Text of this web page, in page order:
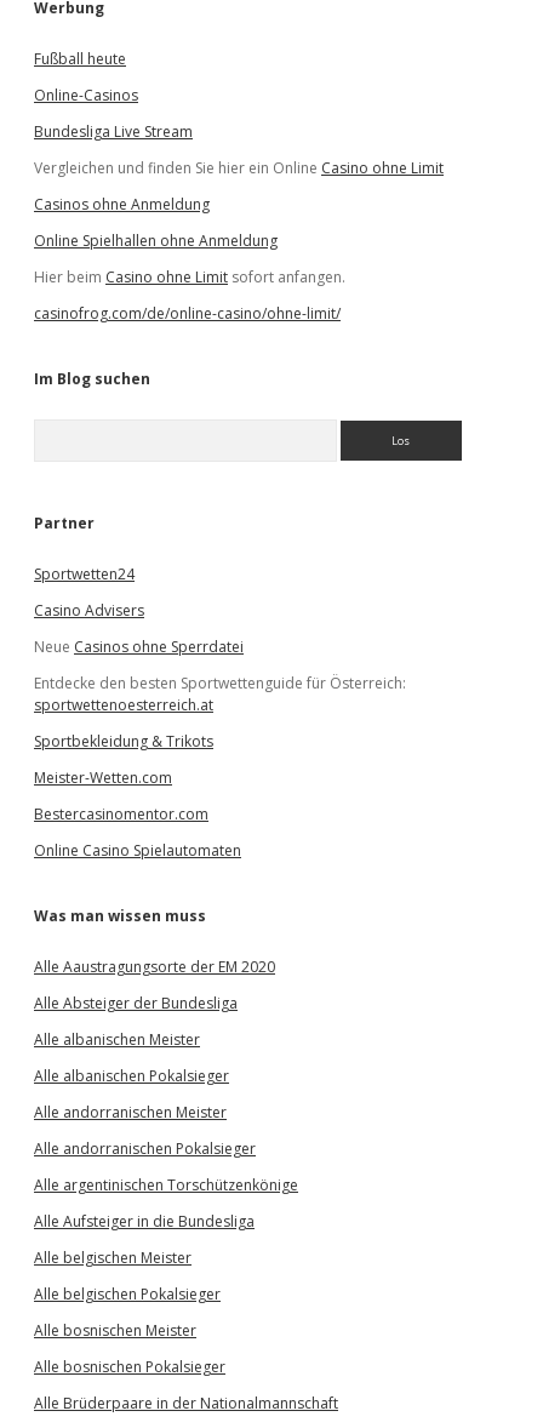
Werbung
Fußball heute
Online-Casinos
Bundesliga Live Stream
Vergleichen und finden Sie hier ein Online Casino ohne Limit
Casinos ohne Anmeldung
Online Spielhallen ohne Anmeldung
Hier beim Casino ohne Limit sofort anfangen.
casinofrog.com/de/online-casino/ohne-limit/
Im Blog suchen
e
Partner
Sportwetten24
Casino Advisers
Neue Casinos ohne Sperrdatei
Entdecke den besten Sportwettenguide für Österreich:
sportwettenoesterreich.at
Sportbekleidung & Trikots
Meister-Wetten.com
Bestercasinomentor.com
Online Casino Spielautomaten
Was man wissen muss
Alle Aaustragungsorte der EM 2020
Alle Absteiger der Bundesliga
Alle albanischen Meister
Alle albanischen Pokalsieger
Alle andorranischen Meister
Alle andorranischen Pokalsieger
Alle argentinischen Torschützenkönige
Alle Aufsteiger in die Bundesliga
Alle belgischen Meister
Alle belgischen Pokalsieger
Alle bosnischen Meister
Alle bosnischen Pokalsieger
Alle Brüderpaare in der Nationalmannschaft